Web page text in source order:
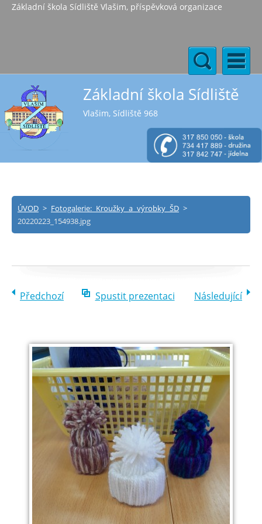
Základní škola Sídliště Vlašim, příspěvková organizace
Základní škola Sídliště
Vlašim, Sídliště 968
ÚVOD > Fotogalerie: Kroužky a výrobky ŠD >
20220223_154938.jpg
Předchozí Spustit prezentaci Následující